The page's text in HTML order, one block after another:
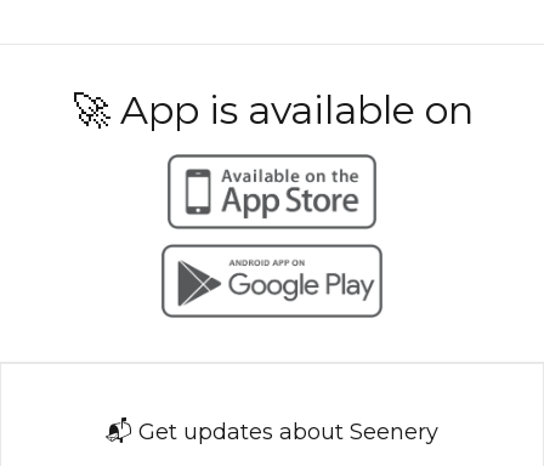
🚀 App is available on
📬 Get updates about Seenery